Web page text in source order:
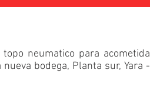
neumatico para acometida
bodega, Planta sur, Yara -